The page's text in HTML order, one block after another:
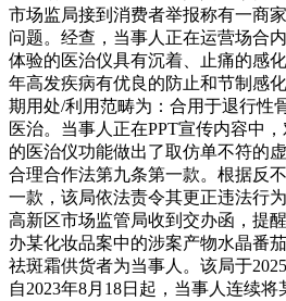
市场监局接到消费者举报称有一商
问题。经查，当事人正在运营场合
体验的医治仪具有沉着、止痛的感
年高发疾病有优良的防止和节制感
期用处/利用范畴为：合用于退行性
医治。当事人正在PPT宣传内容中
的医治仪功能做出了取仿单不符的
合理合作法第九条第一款。根据反
一款，该局依法责令其更正违法行
高新区市场监管局收到交办函，提
办某化妆品案中的涉案产物水晶番
祛斑霜供货者为当事人。该局于
自2023年8月18日起，当事人连续